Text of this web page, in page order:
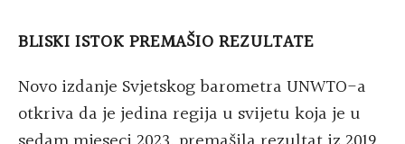
BLISKI ISTOK PREMAŠIO REZULTATE
Novo izdanje Svjetskog barometra UNWTO-a
otkriva da je jedina regija u svijetu koja je u